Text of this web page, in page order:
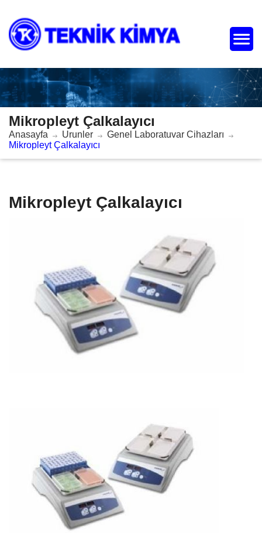
Mikropleyt Çalkalayıcı
Anasayfa Urunler
Genel Laboratuvar Cihazları
Mikropleyt Çalkalayıcı
Mikropleyt Çalkalayıcı